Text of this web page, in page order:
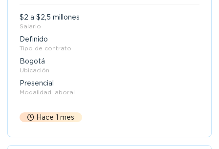
$2 a $2,5 millones
Salario
Definido
Tipo de contrato
Bogotá
Ubicación
Presencial
Modalidad laboral
Hace 1 mes